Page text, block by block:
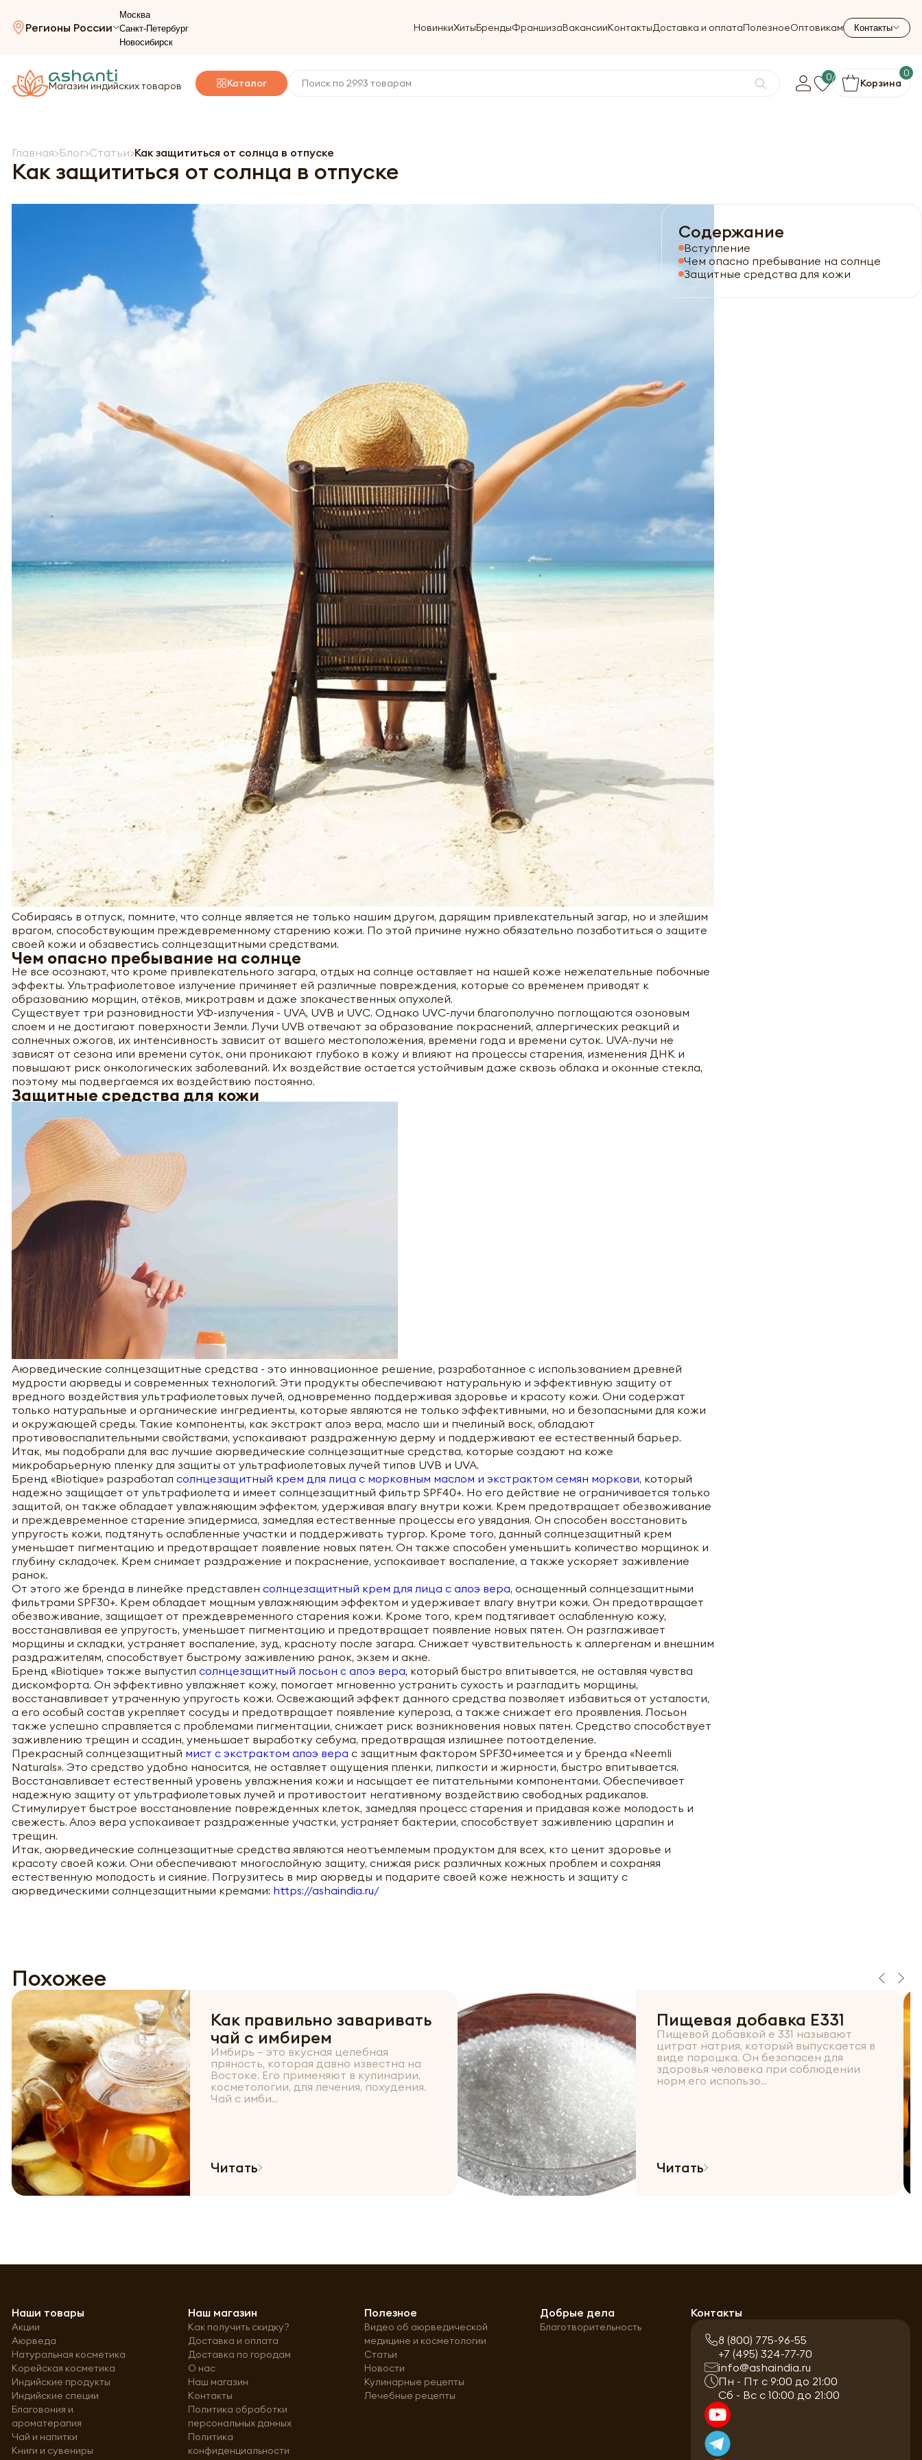
Регионы России
Москва
Санкт-Петербург
Новосибирск
НовинкиХитыБрендыФраншизаВакансииКонтактыДоставка и оплатаПолезноеОптовикам Контакты
Магазин индийских товаров Каталог 0 Корзина
0
Главная Блог Статьи Как защититься от солнца в отпуске
Как защититься от солнца в отпуске
Собираясь в отпуск, помните, что солнце является не только нашим другом, дарящим привлекательный загар, но и злейшим
врагом, способствующим преждевременному старению кожи. По этой причине нужно обязательно позаботиться о защите
своей кожи и обзавестись солнцезащитными средствами.
Чем опасно пребывание на солнце
Не все осознают, что кроме привлекательного загара, отдых на солнце оставляет на нашей коже нежелательные побочные
эффекты. Ультрафиолетовое излучение причиняет ей различные повреждения, которые со временем приводят к
образованию морщин, отёков, микротравм и даже злокачественных опухолей.
Существует три разновидности УФ-излучения - UVA, UVB и UVC. Однако UVC-лучи благополучно поглощаются озоновым
слоем и не достигают поверхности Земли. Лучи UVB отвечают за образование покраснений, аллергических реакций и
солнечных ожогов, их интенсивность зависит от вашего местоположения, времени года и времени суток. UVA-лучи не
зависят от сезона или времени суток, они проникают глубоко в кожу и влияют на процессы старения, изменения ДНК и
повышают риск онкологических заболеваний. Их воздействие остается устойчивым даже сквозь облака и оконные стекла,
поэтому мы подвергаемся их воздействию постоянно.
Защитные средства для кожи
Аюрведические солнцезащитные средства - это инновационное решение, разработанное с использованием древней
мудрости аюрведы и современных технологий. Эти продукты обеспечивают натуральную и эффективную защиту от
вредного воздействия ультрафиолетовых лучей, одновременно поддерживая здоровье и красоту кожи. Они содержат
только натуральные и органические ингредиенты, которые являются не только эффективными, но и безопасными для кожи
и окружающей среды. Такие компоненты, как экстракт алоэ вера, масло ши и пчелиный воск, обладают
противовоспалительными свойствами, успокаивают раздраженную дерму и поддерживают ее естественный барьер.
Итак, мы подобрали для вас лучшие аюрведические солнцезащитные средства, которые создают на коже
микробарьерную пленку для защиты от ультрафиолетовых лучей типов UVB и UVA.
Бренд «Biotique» разработал солнцезащитный крем для лица с морковным маслом и экстрактом семян моркови, который
надежно защищает от ультрафиолета и имеет солнцезащитный фильтр SPF40+. Но его действие не ограничивается только
защитой, он также обладает увлажняющим эффектом, удерживая влагу внутри кожи. Крем предотвращает обезвоживание
и преждевременное старение эпидермиса, замедляя естественные процессы его увядания. Он способен восстановить
упругость кожи, подтянуть ослабленные участки и поддерживать тургор. Кроме того, данный солнцезащитный крем
уменьшает пигментацию и предотвращает появление новых пятен. Он также способен уменьшить количество морщинок и
глубину складочек. Крем снимает раздражение и покраснение, успокаивает воспаление, а также ускоряет заживление
ранок.
От этого же бренда в линейке представлен солнцезащитный крем для лица с алоэ вера, оснащенный солнцезащитными
фильтрами SPF30+. Крем обладает мощным увлажняющим эффектом и удерживает влагу внутри кожи. Он предотвращает
обезвоживание, защищает от преждевременного старения кожи. Кроме того, крем подтягивает ослабленную кожу,
восстанавливая ее упругость, уменьшает пигментацию и предотвращает появление новых пятен. Он разглаживает
морщины и складки, устраняет воспаление, зуд, красноту после загара. Снижает чувствительность к аллергенам и внешним
раздражителям, способствует быстрому заживлению ранок, экзем и акне.
Бренд «Biotique» также выпустил солнцезащитный лосьон с алоэ вера, который быстро впитывается, не оставляя чувства
дискомфорта. Он эффективно увлажняет кожу, помогает мгновенно устранить сухость и разгладить морщины,
восстанавливает утраченную упругость кожи. Освежающий эффект данного средства позволяет избавиться от усталости,
а его особый состав укрепляет сосуды и предотвращает появление купероза, а также снижает его проявления. Лосьон
также успешно справляется с проблемами пигментации, снижает риск возникновения новых пятен. Средство способствует
заживлению трещин и ссадин, уменьшает выработку себума, предотвращая излишнее потоотделение.
Прекрасный солнцезащитный мист с экстрактом алоэ вера с защитным фактором SPF30+имеется и у бренда «Neemli
Naturals». Это средство удобно наносится, не оставляет ощущения пленки, липкости и жирности, быстро впитывается.
Восстанавливает естественный уровень увлажнения кожи и насыщает ее питательными компонентами. Обеспечивает
надежную защиту от ультрафиолетовых лучей и противостоит негативному воздействию свободных радикалов.
Стимулирует быстрое восстановление поврежденных клеток, замедляя процесс старения и придавая коже молодость и
свежесть. Алоэ вера успокаивает раздраженные участки, устраняет бактерии, способствует заживлению царапин и
трещин.
Итак, аюрведические солнцезащитные средства являются неотъемлемым продуктом для всех, кто ценит здоровье и
красоту своей кожи. Они обеспечивают многослойную защиту, снижая риск различных кожных проблем и сохраняя
естественную молодость и сияние. Погрузитесь в мир аюрведы и подарите своей коже нежность и защиту с
аюрведическими солнцезащитными кремами: https://ashaindia.ru/
Содержание
Вступление
Чем опасно пребывание на солнце
Защитные средства для кожи
Похожее
Как правильно заваривать
чай с имбирем
Имбирь – это вкусная целебная
пряность, которая давно известна на
Востоке. Его применяют в кулинарии,
косметологии, для лечения, похудения.
Чай с имби...
Читать
Пищевая добавка Е331
Пищевой добавкой е 331 называют
цитрат натрия, который выпускается в
виде порошка. Он безопасен для
здоровья человека при соблюдении
норм его использо...
Читать
Наши товары
Акции
Аюрведа
Натуральная косметика
Корейская косметика
Индийские продукты
Индийские специи
Благовония и
ароматерапия
Чай и напитки
Книги и сувениры
Наш магазин
Как получить скидку?
Доставка и оплата
Доставка по городам
О нас
Наш магазин
Контакты
Политика обработки
персональных данных
Политика
конфиденциальности
Полезное
Видео об аюрведической
медицине и косметологии
Статьи
Новости
Кулинарные рецепты
Лечебные рецепты
Добрые дела
Благотворительность
Контакты
8 (800) 775-96-55
+7 (495) 324-77-70
info@ashaindia.ru
Пн - Пт с 9:00 до 21:00
Сб - Вс с 10:00 до 21:00